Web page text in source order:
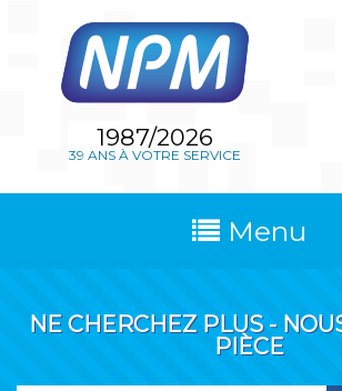
1987/2026
39 ANS À VOTRE SERVICE
Menu
NE CHERCHEZ PLUS -
PIÈCE